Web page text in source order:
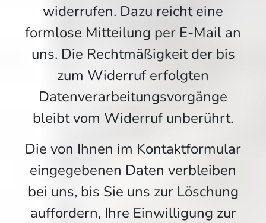
widerrufen. Dazu reicht eine
formlose Mitteilung per E-Mail an
uns. Die Rechtmäßigkeit der bis
zum Widerruf erfolgten
Datenverarbeitungsvorgänge
bleibt vom Widerruf unberührt.
Die von Ihnen im Kontaktformular
eingegebenen Daten verbleiben
bei uns, bis Sie uns zur Löschung
auffordern, Ihre Einwilligung zur